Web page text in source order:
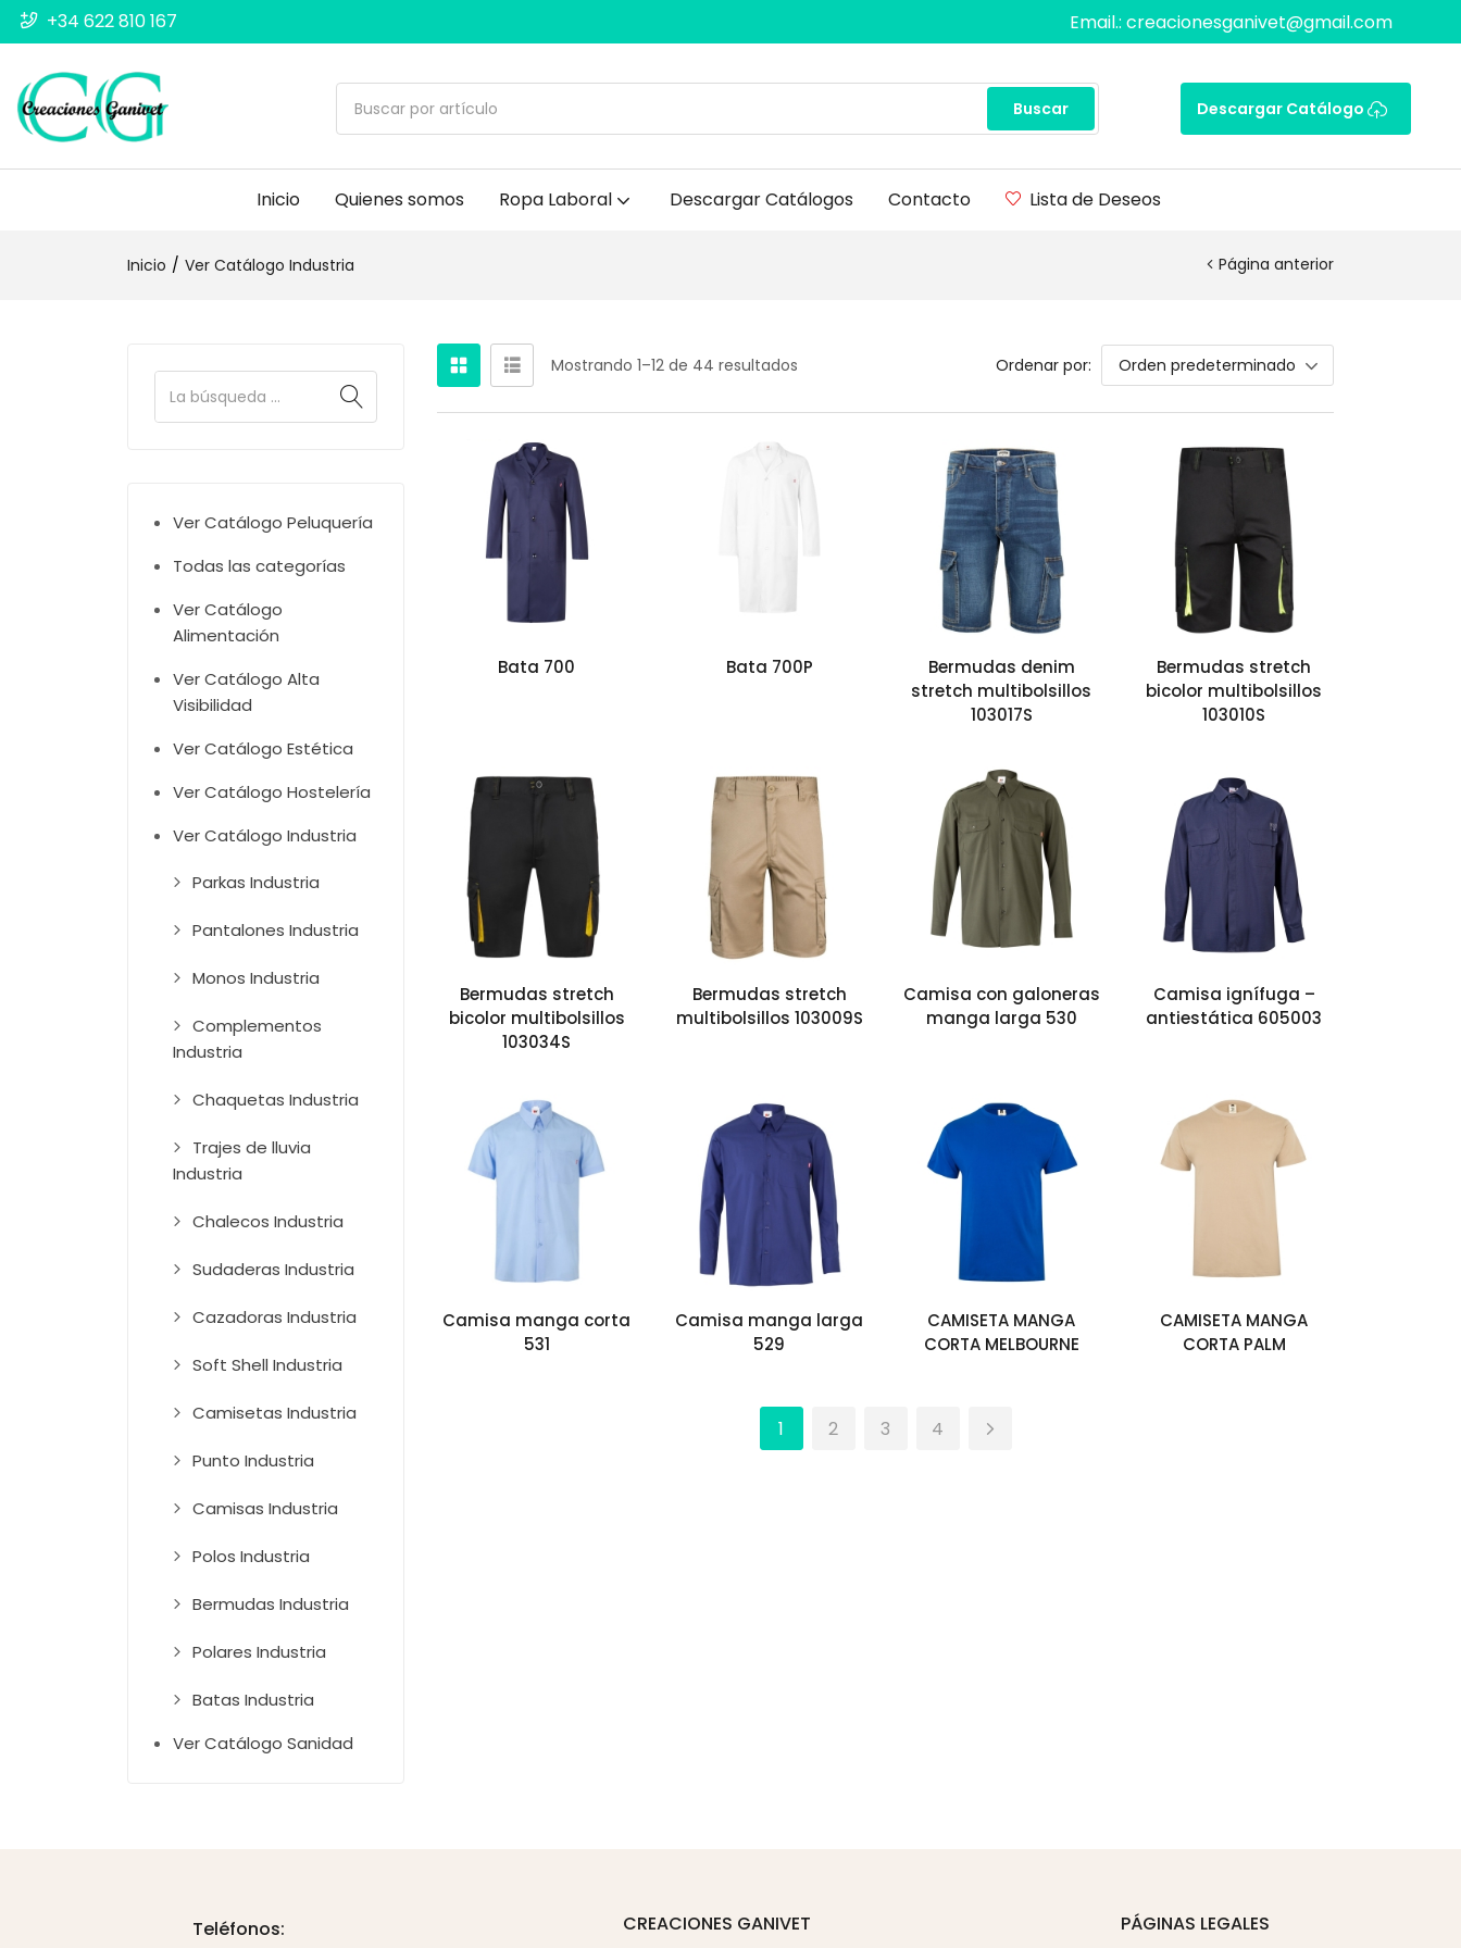
+34 622 810 167 Email.: creacionesganivet@gmail.com
Buscar Descargar Catálogo
Inicio Quienes somos Ropa Laboral Descargar Catálogos Contacto Lista de Deseos
Inicio Ver Catálogo Industria Página anterior
Ver Catálogo Peluquería
Todas las categorías
Ver Catálogo
Alimentación
Ver Catálogo Alta
Visibilidad
Ver Catálogo Estética
Ver Catálogo Hostelería
Ver Catálogo Industria
Parkas Industria
Pantalones Industria
Monos Industria
Complementos
Industria
Chaquetas Industria
Trajes de lluvia
Industria
Chalecos Industria
Sudaderas Industria
Cazadoras Industria
Soft Shell Industria
Camisetas Industria
Punto Industria
Camisas Industria
Polos Industria
Bermudas Industria
Polares Industria
Batas Industria
Ver Catálogo Sanidad
Mostrando 1–12 de 44 resultados Ordenar por: Orden predeterminado
Bata 700 Bata 700P
Bermudas denim
stretch multibolsillos
103017S
Bermudas stretch
bicolor multibolsillos
103010S
Bermudas stretch
bicolor multibolsillos
103034S
Bermudas stretch
multibolsillos 103009S
Camisa con galoneras
manga larga 530
Camisa ignífuga –
antiestática 605003
Camisa manga corta
531
Camisa manga larga
529
CAMISETA MANGA
CORTA MELBOURNE
CAMISETA MANGA
CORTA PALM
1 2 3 4
Teléfonos:
CREACIONES GANIVET PÁGINAS LEGALES